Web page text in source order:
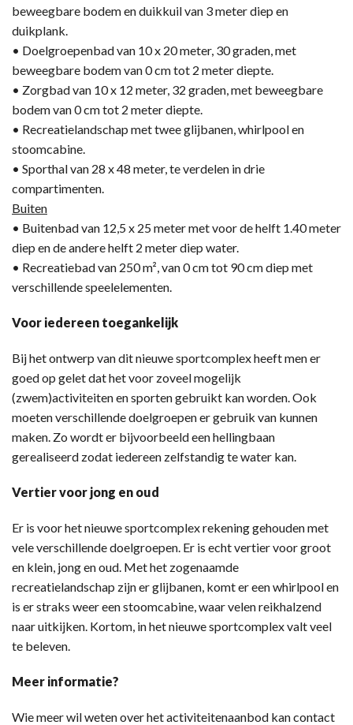
beweegbare bodem en duikkuil van 3 meter diep en
duikplank.
• Doelgroepenbad van 10 x 20 meter, 30 graden, met
beweegbare bodem van 0 cm tot 2 meter diepte.
• Zorgbad van 10 x 12 meter, 32 graden, met beweegbare
bodem van 0 cm tot 2 meter diepte.
• Recreatielandschap met twee glijbanen, whirlpool en
stoomcabine.
• Sporthal van 28 x 48 meter, te verdelen in drie
compartimenten.
Buiten
• Buitenbad van 12,5 x 25 meter met voor de helft 1.40 meter
diep en de andere helft 2 meter diep water.
• Recreatiebad van 250 m², van 0 cm tot 90 cm diep met
verschillende speelelementen.
Voor iedereen toegankelijk
Bij het ontwerp van dit nieuwe sportcomplex heeft men er
goed op gelet dat het voor zoveel mogelijk
(zwem)activiteiten en sporten gebruikt kan worden. Ook
moeten verschillende doelgroepen er gebruik van kunnen
maken. Zo wordt er bijvoorbeeld een hellingbaan
gerealiseerd zodat iedereen zelfstandig te water kan.
Vertier voor jong en oud
Er is voor het nieuwe sportcomplex rekening gehouden met
vele verschillende doelgroepen. Er is echt vertier voor groot
en klein, jong en oud. Met het zogenaamde
recreatielandschap zijn er glijbanen, komt er een whirlpool en
is er straks weer een stoomcabine, waar velen reikhalzend
naar uitkijken. Kortom, in het nieuwe sportcomplex valt veel
te beleven.
Meer informatie?
Wie meer wil weten over het activiteitenaanbod kan contact